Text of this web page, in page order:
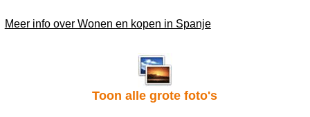
Meer info over Wonen en kopen in Spanje
Toon alle grote foto's